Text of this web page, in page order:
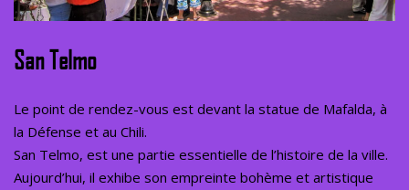
San Telmo
Le point de rendez-vous est devant la statue de Mafalda, à
la Défense et au Chili.
San Telmo, est une partie essentielle de l’histoire de la ville.
Aujourd’hui, il exhibe son empreinte bohème et artistique